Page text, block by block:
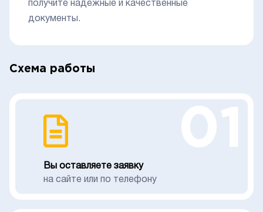
получите надежные и качественные
документы.
Схема работы
Вы оставляете заявку
на сайте или по телефону